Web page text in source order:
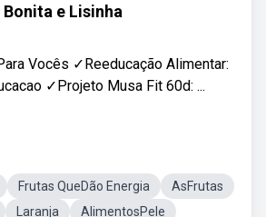
Bonita e Lisinha
Vocês ✓Reeducação Alimentar:
✓Projeto Musa Fit 60d: ...
Frutas QueDão Energia
AsFrutas
Laranja
AlimentosPele